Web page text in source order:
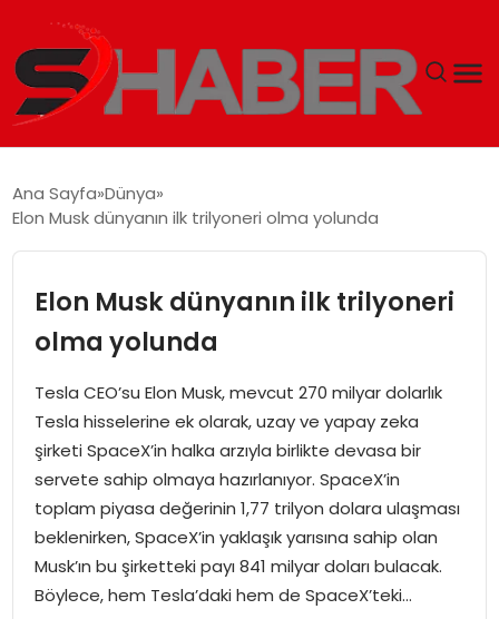
TEKNOLOJI
SPOR
EKONOMI
SIYASET
EĞITIM
YAŞAM
Ana Sayfa Dünya
Elon Musk dünyanın ilk trilyoneri olma yolunda
Elon Musk dünyanın ilk trilyoneri
olma yolunda
Tesla CEO’su Elon Musk, mevcut 270 milyar dolarlık
Tesla hisselerine ek olarak, uzay ve yapay zeka
şirketi SpaceX’in halka arzıyla birlikte devasa bir
servete sahip olmaya hazırlanıyor. SpaceX’in
toplam piyasa değerinin 1,77 trilyon dolara ulaşması
beklenirken, SpaceX’in yaklaşık yarısına sahip olan
Musk’ın bu şirketteki payı 841 milyar doları bulacak.
Böylece, hem Tesla’daki hem de SpaceX’teki…